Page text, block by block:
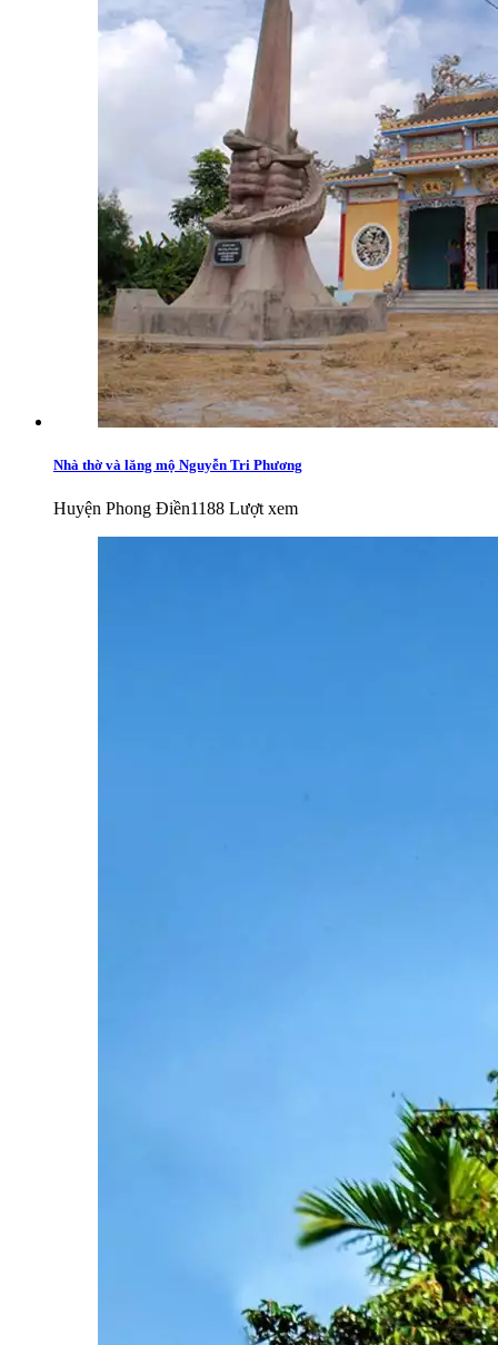
Nhà thờ và lăng mộ Nguyễn Tri Phương
Huyện Phong Điền1188 Lượt xem